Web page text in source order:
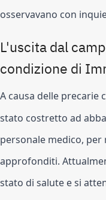
osservavano con
L'uscita dal
condizione di
A causa delle precarie
stato costretto ad
personale medico,
approfonditi.
stato di salute e si